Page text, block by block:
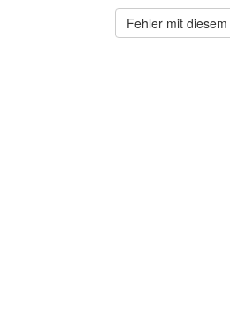
Fehler mit